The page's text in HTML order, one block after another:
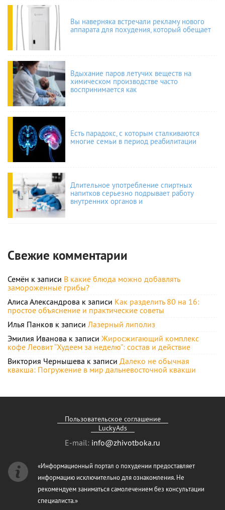
Вы наверняка встречали рекламу нового
аппарата для похудения, который обещает
Вдыхание паров летучих веществ на
химическом производстве часто
воспринимается как
Есть парадокс, с которым сталкиваются
многие семьи в период реабилитации
Длительное употребление спиртных
напитков серьезно подрывает работу
внутренних органов и
Свежие комментарии
Семён к записи В какие блюда можно добавлять
замороженные грибы?
Алиса Александрова к записи Как разделить 80 на 16:
простое объяснение и практические советы
Илья Панков к записи Лазерный липолиз
Эмилия Иванова к записи Жиросжигающий комплекс
кофе Леовит “Худеем за неделю”: состав и действие
Виктория Чернышева к записи Далеко не обычная
квакша: Погружение в мир дальневосточной квакши
Пользовательское соглашение
LuckyAds
E-mail: info@zhivotboka.ru
«Информационный портал о похудении предоставляет
информацию исключительно для ознакомления. Не
рекомендуем заниматься самолечением без консультации
специалиста.»